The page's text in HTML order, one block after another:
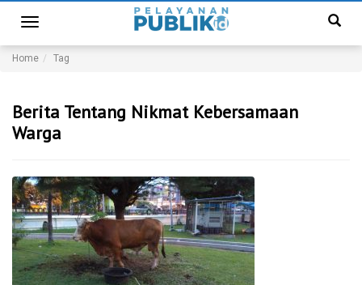
Toggle
navigation
Home Tag
Berita Tentang Nikmat Kebersamaan
Warga